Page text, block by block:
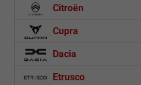
Citroën
Cupra
Dacia
Etrusco